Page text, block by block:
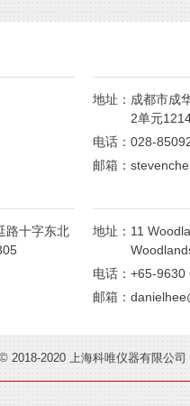
地址： 成都市成
2单元
电话：028-
邮箱：
路十字东北
地址： 11
电话：+65-9630
邮箱：
2018-2020 上海科唯仪器有限公